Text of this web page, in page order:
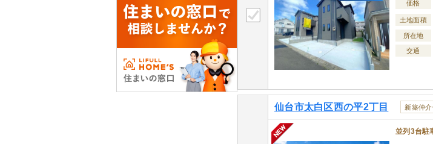
価格
土地面積
所在地
交通
仙台市太白区西の平2丁目 新築仲
並列3台駐